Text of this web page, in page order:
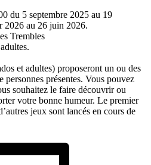
du 5 septembre 2025 au 19
2026 au 26 juin 2026.
Trembles
et adultes) proposeront un ou des
présentes. Vous pouvez
souhaitez le faire découvrir ou
votre bonne humeur. Le premier
jeux sont lancés en cours de